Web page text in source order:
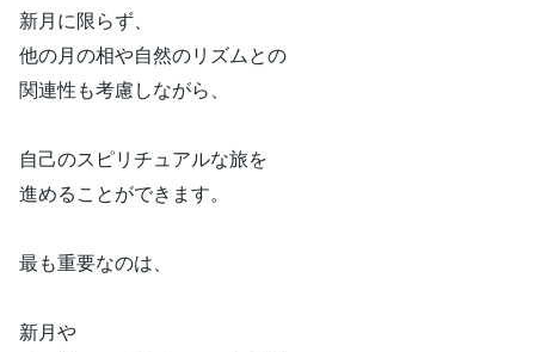
新月に限らず、
他の月の相や自然のリズムとの
関連性も考慮しながら、
自己のスピリチュアルな旅を
進めることができます。
最も重要なのは、
新月や